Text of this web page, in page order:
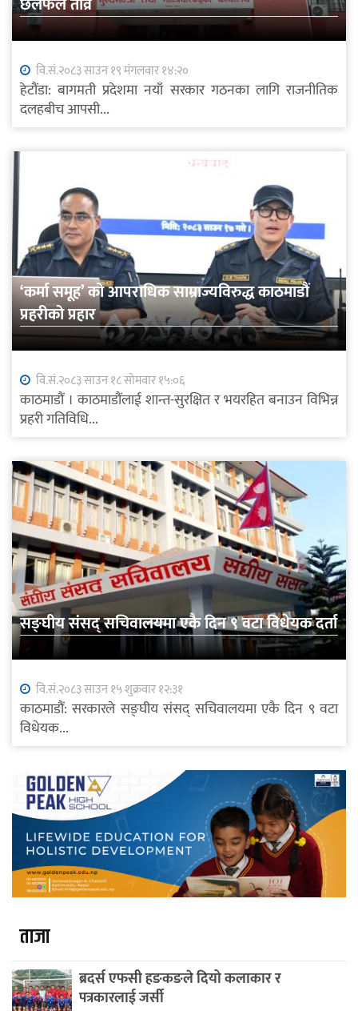
वि.सं.२०८३ साउन १९ मंगलवार १४:२०
हेटौंडा: बागमती प्रदेशमा नयाँ सरकार गठनका लागि राजनीतिक
दलहबीच आपसी...
‘कर्मा समूह’ को आपराधिक साम्राज्यविरुद्ध काठमाडौं
प्रहरीको प्रहार
वि.सं.२०८३ साउन १८ सोमवार १५:०६
काठमाडौं । काठमाडौंलाई शान्त-सुरक्षित र भयरहित बनाउन विभिन्न
प्रहरी गतिविधि...
सङ्घीय संसद् सचिवालयमा एकै दिन ९ वटा विधेयक दर्ता
वि.सं.२०८३ साउन १५ शुक्रवार १२:३१
काठमाडौं: सरकारले सङ्घीय संसद् सचिवालयमा एकै दिन ९ वटा
विधेयक...
ताजा
ब्रदर्स एफसी हङकङले दियो कलाकार र
पत्रकारलाई जर्सी